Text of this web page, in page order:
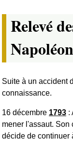
Relevé
Napoléon
Suite à un accident
connaissance.
16 décembre 1793 :
mener l'assaut. Son
décide de continuer